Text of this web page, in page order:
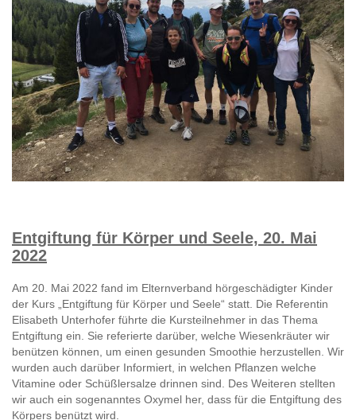
Entgiftung für Körper und Seele, 20. Mai
2022
Am 20. Mai 2022 fand im Elternverband hörgeschädigter Kinder
der Kurs „Entgiftung für Körper und Seele“ statt. Die Referentin
Elisabeth Unterhofer führte die Kursteilnehmer in das Thema
Entgiftung ein. Sie referierte darüber, welche Wiesenkräuter wir
benützen können, um einen gesunden Smoothie herzustellen. Wir
wurden auch darüber Informiert, in welchen Pflanzen welche
Vitamine oder Schüßlersalze drinnen sind. Des Weiteren stellten
wir auch ein sogenanntes Oxymel her, dass für die Entgiftung des
Körpers benützt wird.